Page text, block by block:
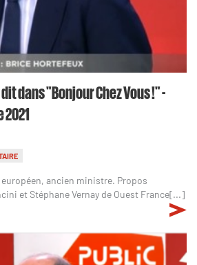
dans "Bonjour Chez Vous !" -
ancien ministre. Propos
et Stéphane Vernay de Ouest France[...]